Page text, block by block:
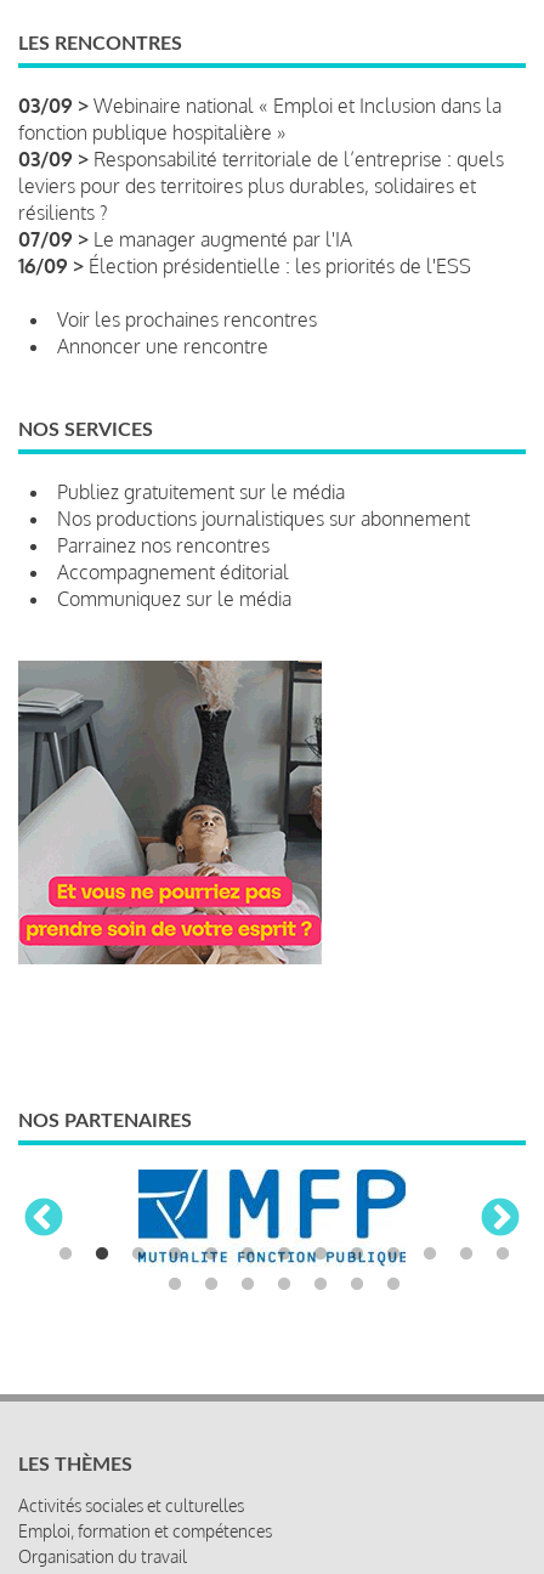
LES RENCONTRES
03/09 > Webinaire national « Emploi et Inclusion dans la
fonction publique hospitalière »
03/09 > Responsabilité territoriale de l’entreprise : quels
leviers pour des territoires plus durables, solidaires et
résilients ?
07/09 > Le manager augmenté par l'IA
16/09 > Élection présidentielle : les priorités de l'ESS
Voir les prochaines rencontres
Annoncer une rencontre
NOS SERVICES
Publiez gratuitement sur le média
Nos productions journalistiques sur abonnement
Parrainez nos rencontres
Accompagnement éditorial
Communiquez sur le média
NOS PARTENAIRES
LES THÈMES
Activités sociales et culturelles
Emploi, formation et compétences
Organisation du travail